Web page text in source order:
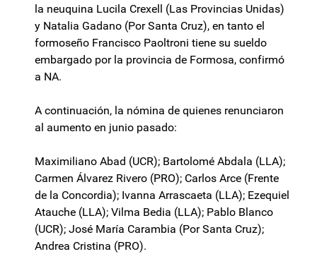
la neuquina Lucila Crexell (Las Provincias Unidas)
y Natalia Gadano (Por Santa Cruz), en tanto el
formoseño Francisco Paoltroni tiene su sueldo
embargado por la provincia de Formosa, confirmó
a NA.
A continuación, la nómina de quienes renunciaron
al aumento en junio pasado:
Maximiliano Abad (UCR); Bartolomé Abdala (LLA);
Carmen Álvarez Rivero (PRO); Carlos Arce (Frente
de la Concordia); Ivanna Arrascaeta (LLA); Ezequiel
Atauche (LLA); Vilma Bedia (LLA); Pablo Blanco
(UCR); José María Carambia (Por Santa Cruz);
Andrea Cristina (PRO).